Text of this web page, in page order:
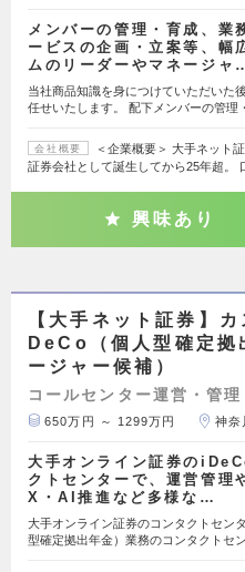
メンバーの管理・育成、業
ービスの企画・立案等、幅
ムのリーダーやマネージャ
当社商品知識を身につけていただいた
任せいたします。 配下メンバーの管理
会社概要
＜企業概要＞ 大手ネット
証券会社として誕生してから25年超。
興味あり
【大手ネット証券】
DeCo（個人型確定拠
ージャー候補）
コールセンター運営・管理
650万円 ～ 1299万円 神奈
大手オンライン証券の
クトセンターで、運営管理
X・AI推進など多様な…
大手オンライン証券のコンタクトセン
型確定拠出年金）業務のコンタクトセ